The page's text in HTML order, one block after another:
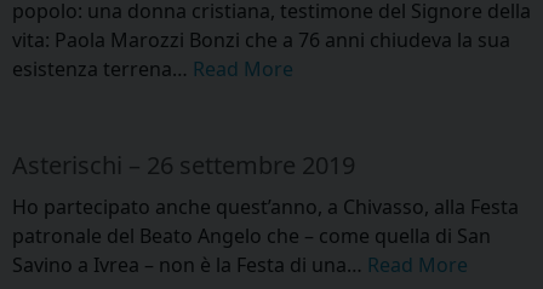
popolo: una donna cristiana, testimone del Signore della
vita: Paola Marozzi Bonzi che a 76 anni chiudeva la sua
esistenza terrena… Read More
Asterischi – 26 settembre 2019
Ho partecipato anche quest’anno, a Chivasso, alla Festa
patronale del Beato Angelo che – come quella di San
Savino a Ivrea – non è la Festa di una… Read More